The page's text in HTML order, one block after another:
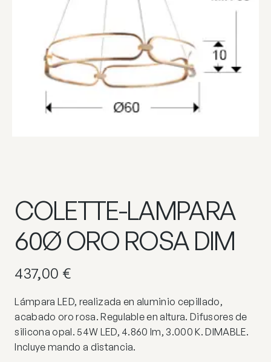
COLETTE-LAMPARA
60Ø ORO ROSA DIM
437,00 €
Lámpara LED, realizada en aluminio cepillado,
acabado oro rosa. Regulable en altura. Difusores de
silicona opal. 54W LED, 4.860 lm, 3.000 K. DIMABLE.
Incluye mando a distancia.